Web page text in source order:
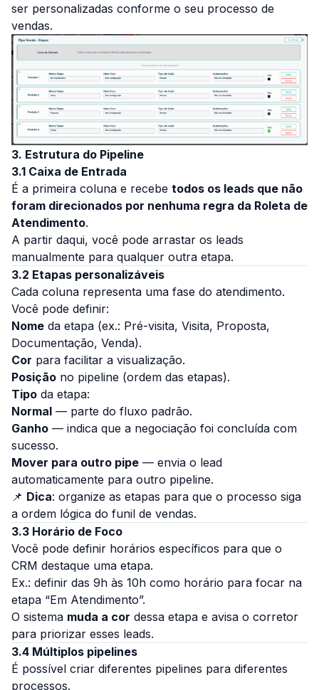
ser personalizadas conforme o seu processo de
vendas.
3. Estrutura do Pipeline
3.1 Caixa de Entrada
É a primeira coluna e recebe todos os leads que não
foram direcionados por nenhuma regra da Roleta de
Atendimento.
A partir daqui, você pode arrastar os leads
manualmente para qualquer outra etapa.
3.2 Etapas personalizáveis
Cada coluna representa uma fase do atendimento.
Você pode definir:
Nome da etapa (ex.: Pré-visita, Visita, Proposta,
Documentação, Venda).
Cor para facilitar a visualização.
Posição no pipeline (ordem das etapas).
Tipo da etapa:
Normal — parte do fluxo padrão.
Ganho — indica que a negociação foi concluída com
sucesso.
Mover para outro pipe — envia o lead
automaticamente para outro pipeline.
📌 Dica: organize as etapas para que o processo siga
a ordem lógica do funil de vendas.
3.3 Horário de Foco
Você pode definir horários específicos para que o
CRM destaque uma etapa.
Ex.: definir das 9h às 10h como horário para focar na
etapa “Em Atendimento”.
O sistema muda a cor dessa etapa e avisa o corretor
para priorizar esses leads.
3.4 Múltiplos pipelines
É possível criar diferentes pipelines para diferentes
processos.